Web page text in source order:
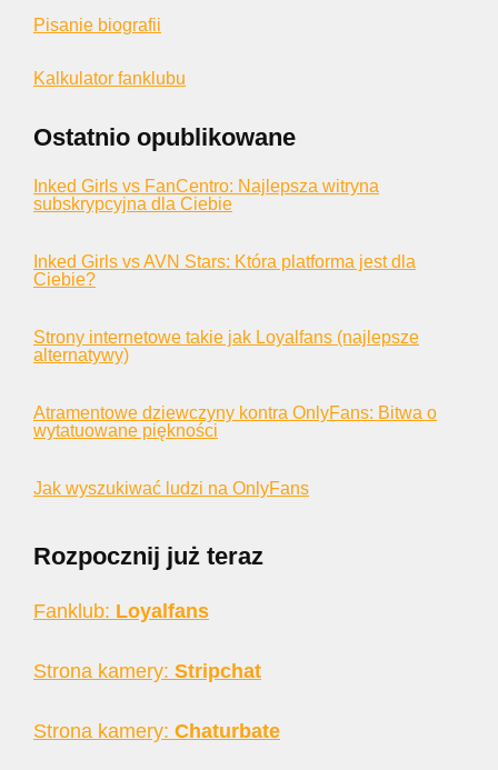
Pisanie biografii
Kalkulator fanklubu
Ostatnio opublikowane
Inked Girls vs FanCentro: Najlepsza witryna
subskrypcyjna dla Ciebie
Inked Girls vs AVN Stars: Która platforma jest dla
Ciebie?
Strony internetowe takie jak Loyalfans (najlepsze
alternatywy)
Atramentowe dziewczyny kontra OnlyFans: Bitwa o
wytatuowane piękności
Jak wyszukiwać ludzi na OnlyFans
Rozpocznij już teraz
Fanklub: Loyalfans
Strona kamery: Stripchat
Strona kamery: Chaturbate